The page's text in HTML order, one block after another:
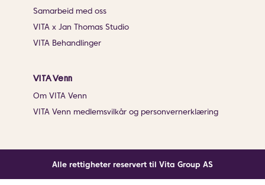
Samarbeid med oss
VITA x Jan Thomas Studio
VITA Behandlinger
VITA Venn
Om VITA Venn
VITA Venn medlemsvilkår og personvernerklæring
Alle rettigheter reservert til Vita Group AS